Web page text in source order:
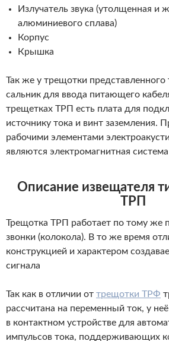
Излучатель звука (утолщенная и
алюминиевого сплава)
Корпус
Крышка
Так же у трещотки представленного
сальник для ввода питающего
трещетках ТРП есть плата для
источнику тока и винт заземления.
рабочими элементами
являются электромагнитная система
Описание извещателя
ТРП
Трещотка ТРП работает по тому же
звонки (колокола). В то же время
конструкцией и характером
сигнала
Так как в отличии от трещотки ТРФ
рассчитана на переменный ток, у
в контактном устройстве для
импульсов тока, поддерживающих